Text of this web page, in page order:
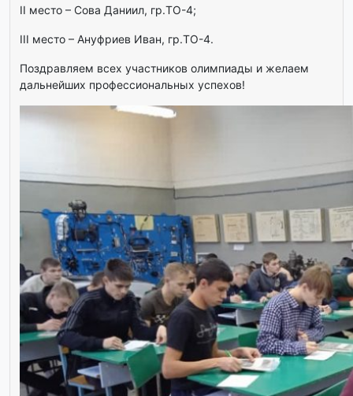
II место – Сова Даниил, гр.ТО-4;
III место – Ануфриев Иван, гр.ТО-4.
Поздравляем всех участников олимпиады и желаем
дальнейших профессиональных успехов!